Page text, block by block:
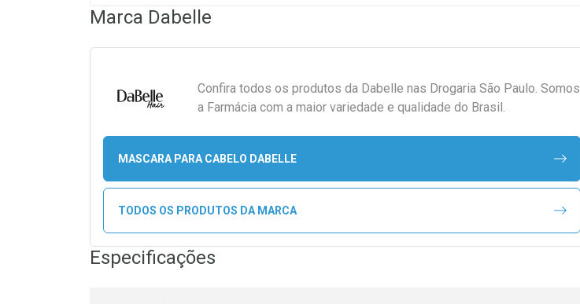
Marca Dabelle
Confira todos os produtos da Dabelle nas Drogaria São Paulo. Somos
a Farmácia com a maior variedade e qualidade do Brasil.
MASCARA PARA CABELO DABELLE
TODOS OS PRODUTOS DA MARCA
Especificações